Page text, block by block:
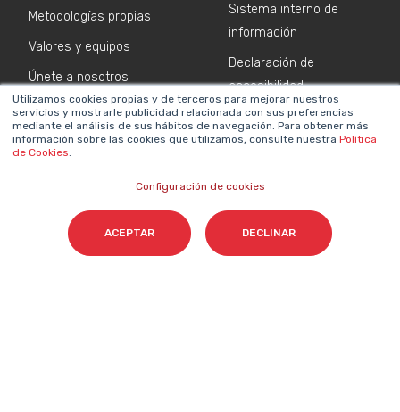
Utilizamos cookies propias y de terceros para mejorar nuestros
servicios y mostrarle publicidad relacionada con sus preferencias
mediante el análisis de sus hábitos de navegación. Para obtener más
información sobre las cookies que utilizamos, consulte nuestra Política
de Cookies.
Configuración de cookies
ACEPTAR DECLINAR
Metodologías propias
Valores y equipos
Únete a nosotros
Sala de prensa
Contacta
Sistema interno de
información
Declaración de
accesibilidad
Política de cookies
NEWSLETTER SOBRE IA
*